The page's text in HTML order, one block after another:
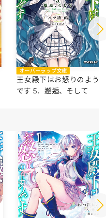
オーバーラップ文庫
王女殿下はお怒りのよう
です 5．邂逅、そして